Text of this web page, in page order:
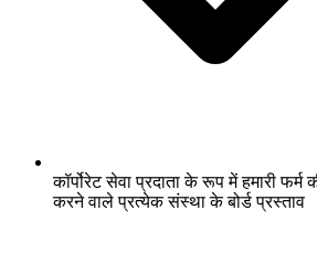
कॉर्पोरेट सेवा प्रदाता के रूप में हमारी
करने वाले प्रत्येक संस्था के बोर्ड प्रस्ताव